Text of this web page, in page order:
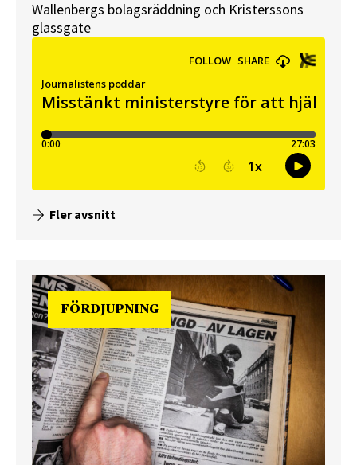
Wallenbergs bolagsräddning och Kristerssons
glassgate
Fler avsnitt
FÖRDJUPNING